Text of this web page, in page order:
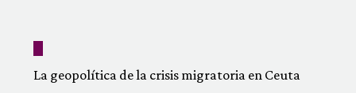
La geopolítica de la crisis migratoria en Ceuta